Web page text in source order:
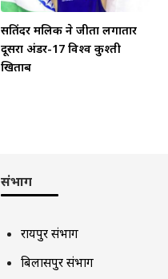
सतिंदर मलिक ने जीता लगातार
दूसरा अंडर-17 विश्व कुश्ती
खिताब
संभाग
रायपुर संभाग
बिलासपुर संभाग